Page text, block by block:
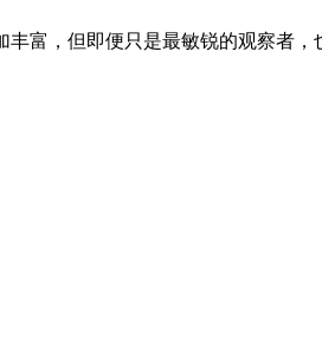
富，但即便只是最敏锐的观察者